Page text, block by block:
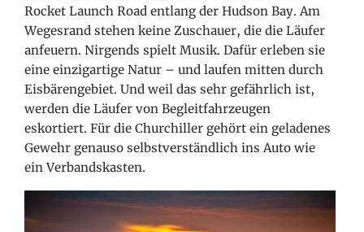
Rocket Launch Road entlang der Hudson Bay. Am
Wegesrand stehen keine Zuschauer, die die Läufer
anfeuern. Nirgends spielt Musik. Dafür erleben sie
eine einzigartige Natur – und laufen mitten durch
Eisbärengebiet. Und weil das sehr gefährlich ist,
werden die Läufer von Begleitfahrzeugen
eskortiert. Für die Churchiller gehört ein geladenes
Gewehr genauso selbstverständlich ins Auto wie
ein Verbandskasten.